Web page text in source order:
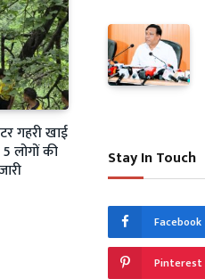
गहरी खाई
लोगों की Stay In Touch
Facebook
Pinterest